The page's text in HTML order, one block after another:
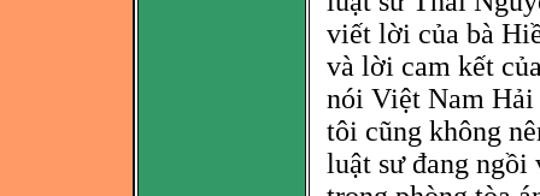
viết lời của bà
và lời cam kết
nói Việt Nam Hải
tôi cũng không
luật sư đang